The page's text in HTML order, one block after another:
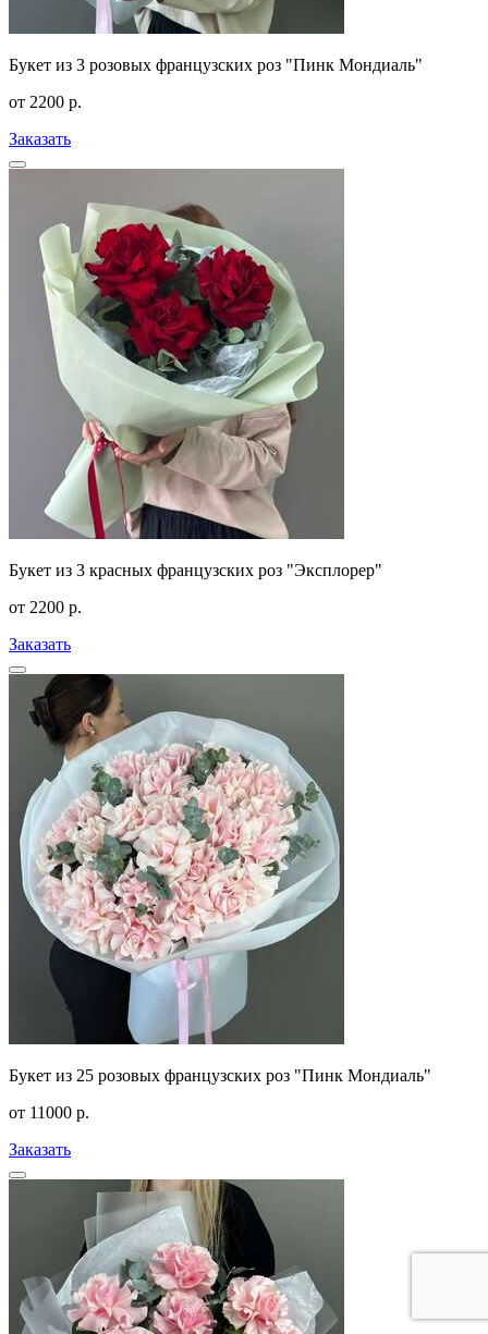
Букет из 3 розовых французских роз "Пинк Мондиаль"
от 2200 р.
Заказать
Букет из 3 красных французских роз "Эксплорер"
от 2200 р.
Заказать
Букет из 25 розовых французских роз "Пинк Мондиаль"
от 11000 р.
Заказать